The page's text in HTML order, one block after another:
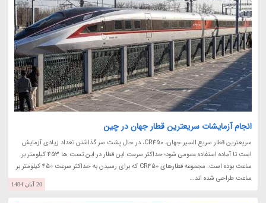
انجام آزمایشات سریعترین قطار جهان در چین
سریعترین قطار سریع السیر جهان، CR450، در حال پشت سر گذاشتن تعداد زیادی آزمایش
است تا آماده استفاده عمومی شود؛ حداکثر سرعت این قطار در این تست ها 453 کیلومتر بر
ساعت بوده است. مجموعه قطارهای CR450 که برای رسیدن به حداکثر سرعت 450 کیلومتر بر
ساعت طراحی شده اند...
20 آبان 1404